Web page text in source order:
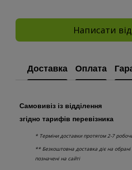
Написати
Доставка Оплата
Самовивіз із відділення
згідно тарифів перевізника
* Терміни доставки протягом 2-7
** Безкоштовна доставка діє на обрані
позначені на сайті